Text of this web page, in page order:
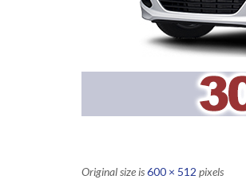
Original size is600 × 512 pixels